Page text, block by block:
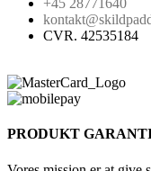
+45 28771640
CVR. 42535184
PRODUKT